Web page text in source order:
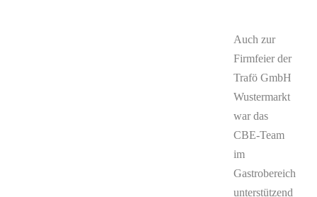
Auch zur
Firmfeier der
Trafö GmbH
Wustermarkt
war das
CBE-Team
im
Gastrobereich
unterstützend